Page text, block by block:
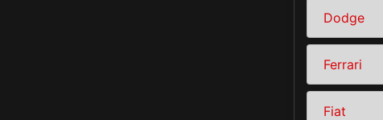
Dodge
Ferrari
Fiat